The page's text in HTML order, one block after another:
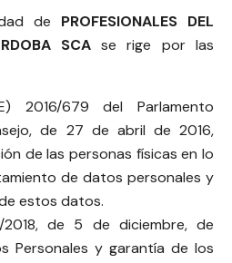
de PROFESIONALES DEL
SCAse rige por las
2016/679 del Parlamento
de 27 de abril de 2016,
de las personas físicas en lo
de datos personales y
estos datos.
de 5 de diciembre, de
Personales y garantía de los